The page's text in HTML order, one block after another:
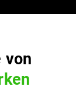
von